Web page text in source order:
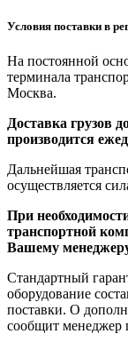
Условия поставки в
На постоянной
терминала
Москва.
Доставка грузов
производится
Дальнейшая
осуществляется
При
транспортной
Вашему
Стандартный
оборудование
поставки. О
сообщит менеджер